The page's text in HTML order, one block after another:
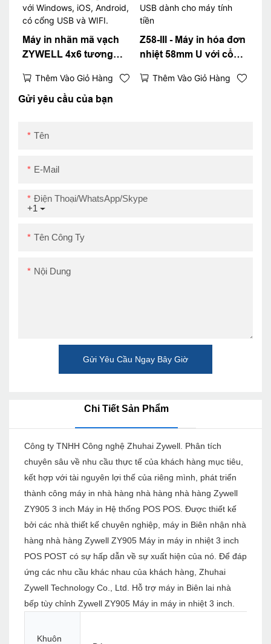
Máy in nhãn mã vạch
ZYWELL 4x6 tương
Android, có cổng USB
và WIFI.
Thêm Vào Giỏ Hàng
Z58-III - Máy in hóa đơn
nhiệt 58mm U với cổng
tiềnThêm Vào Giỏ Hàng
Gửi yêu cầu của bạn
Tên
E-Mail
+1
Điện Thoại/WhatsApp/Skype
Tên Công Ty
Nội Dung
Gửi Yêu Cầu Ngay Bây Giờ
Chi Tiết Sản Phẩm
Công ty TNHH Công nghệ Zhuhai Zywell. Phân tích
chuyên sâu về nhu cầu thực tế của khách hàng mục tiêu,
kết hợp với tài nguyên lợi thế của riêng mình, phát triển
thành công máy in nhà hàng nhà hàng nhà hàng Zywell
ZY905 3 inch Máy in Hệ thống POS POS. Được thiết kế
bởi các nhà thiết kế chuyên nghiệp, máy in Biên nhận nhà
hàng nhà hàng Zywell ZY905 Máy in máy in nhiệt 3 inch
POS POST có sự hấp dẫn về sự xuất hiện của nó. Để đáp
ứng các nhu cầu khác nhau của khách hàng, Zhuhai
Zywell Technology Co., Ltd. Hỗ trợ máy in Biên lai nhà
bếp tùy chỉnh Zywell ZY905 Máy in máy in nhiệt 3 inch.
Khuôn